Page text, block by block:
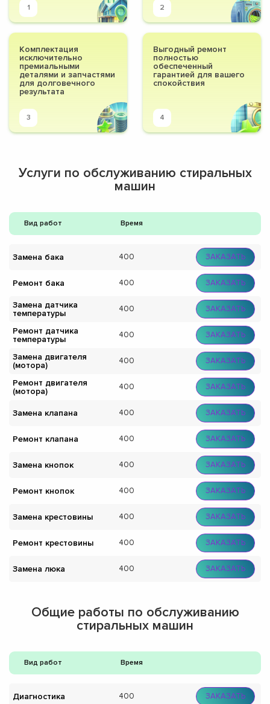
1 2
Комплектация
исключительно
премиальными
деталями и запчастями
для долговечного
результата
3
Выгодный ремонт
полностью
обеспеченный
гарантией для вашего
спокойствия
4
Услуги по обслуживанию стиральных
машин
Вид работ Время
Замена бака 400 ЗАКАЗАТЬ
Ремонт бака 400 ЗАКАЗАТЬ
Замена датчика
температуры
400 ЗАКАЗАТЬ
Ремонт датчика
температуры
400 ЗАКАЗАТЬ
Замена двигателя
(мотора)
400 ЗАКАЗАТЬ
Ремонт двигателя
(мотора)
400 ЗАКАЗАТЬ
Замена клапана 400 ЗАКАЗАТЬ
Ремонт клапана 400 ЗАКАЗАТЬ
Замена кнопок 400 ЗАКАЗАТЬ
Ремонт кнопок 400 ЗАКАЗАТЬ
Замена крестовины 400 ЗАКАЗАТЬ
Ремонт крестовины 400 ЗАКАЗАТЬ
Замена люка 400 ЗАКАЗАТЬ
Общие работы по обслуживанию
стиральных машин
Вид работ Время
Диагностика 400 ЗАКАЗАТЬ